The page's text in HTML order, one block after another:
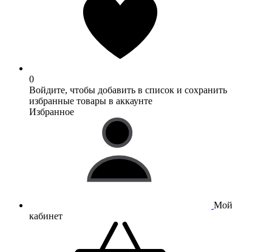
0
Войдите, чтобы добавить в список и сохранить
избранные товары в аккаунте
Избранное
Мой
кабинет